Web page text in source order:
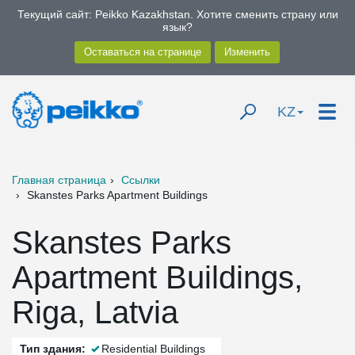
Текущий сайт: Peikko Kazakhstan. Хотите сменить страну или
язык?
KZ
Главная страница
Ссылки
Skanstes Parks Apartment Buildings
Skanstes Parks
Apartment Buildings,
Riga, Latvia
Тип здания: Residential Buildings